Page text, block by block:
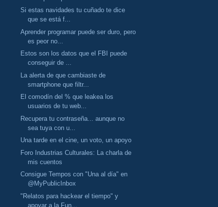
Si estas navidades tu cuñado te dice
que se está f...
Aprender programar puede ser duro, pero
es peor no...
Estos son los datos que el FBI puede
conseguir de ...
La alerta de que cambiaste de
smartphone que filtr...
El comodín del % que leakea los
usuarios de tu web...
Recupera tu contraseña... aunque no
sea tuya con u...
Una tarde en el cine, un voto, un apoyo
Foro Industrias Culturales: La charla de
mis cuentos
Consigue Tempos con "Una al día" en
@MyPublicInbox
"Relatos para hackear el tiempo" y
apoyar a la Fun...